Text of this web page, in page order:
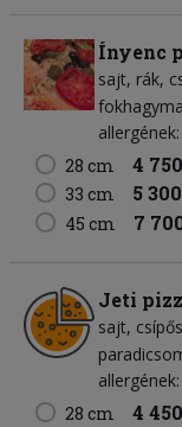
Ínyenc
sajt rák
fokhagyma
28 cm
4
33 cm 5
45 cm 7
Jeti
sajt
28 cm
4